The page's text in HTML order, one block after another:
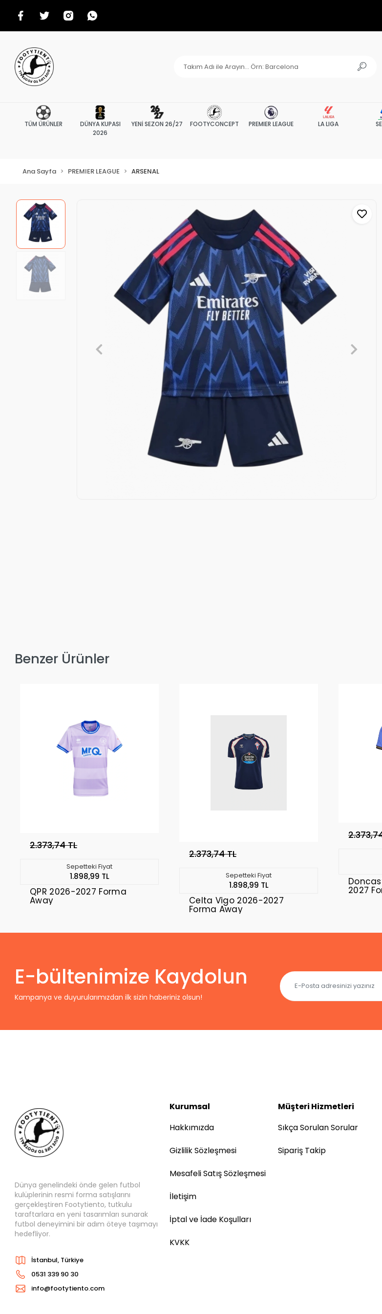
TÜM ÜRÜNLER
DÜNYA KUPASI
2026
YENİ SEZON 26/27 FOOTYCONCEPT PREMIER LEAGUE LA LIGA
Ana Sayfa PREMIER LEAGUE ARSENAL
Benzer Ürünler
2.373,74 TL
Sepetteki Fiyat
1.898,99 TL
QPR 2026-2027 Forma
Away
2.373,74 TL
Sepetteki Fiyat
1.898,99 TL
Celta Vigo 2026-2027
Forma Away
2027
E-bültenimize Kaydolun
Kampanya ve duyurularımızdan ilk sizin haberiniz olsun!
Dünya genelindeki önde gelen futbol
kulüplerinin resmi forma satışlarını
gerçekleştiren Footytiento, tutkulu
taraftarlara en yeni tasarımları sunarak
futbol deneyimini bir adım öteye taşımayı
hedefliyor.
İstanbul, Türkiye
0531 339 90 30
info@footytiento.com
Kurumsal
Hakkımızda
Gizlilik Sözleşmesi
Mesafeli Satış Sözleşmesi
İletişim
İptal ve İade Koşulları
KVKK
Müşteri Hizmetleri
Sıkça Sorulan Sorular
Sipariş Takip